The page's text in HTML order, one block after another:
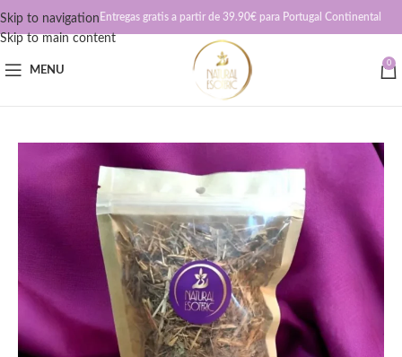
Skip to navigation
Skip to main content
Entregas gratis a partir de 39.90€ para Portugal Continental
MENU
0